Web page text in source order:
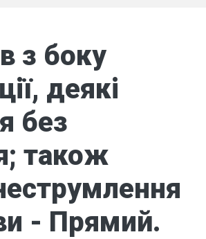
з боку
деякі
без
також
- Прямий.